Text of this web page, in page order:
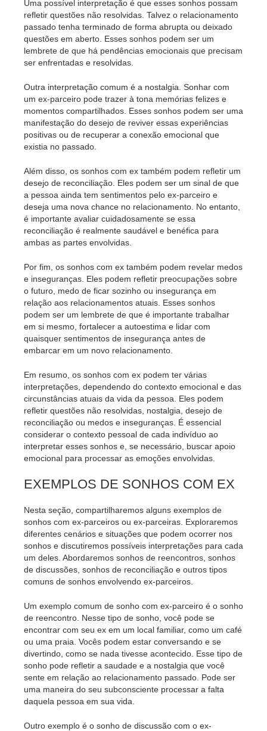
Uma possível interpretação é que esses sonhos possam
refletir questões não resolvidas. Talvez o relacionamento
passado tenha terminado de forma abrupta ou deixado
questões em aberto. Esses sonhos podem ser um
lembrete de que há pendências emocionais que precisam
ser enfrentadas e resolvidas.
Outra interpretação comum é a nostalgia. Sonhar com
um ex-parceiro pode trazer à tona memórias felizes e
momentos compartilhados. Esses sonhos podem ser uma
manifestação do desejo de reviver essas experiências
positivas ou de recuperar a conexão emocional que
existia no passado.
Além disso, os sonhos com ex também podem refletir um
desejo de reconciliação. Eles podem ser um sinal de que
a pessoa ainda tem sentimentos pelo ex-parceiro e
deseja uma nova chance no relacionamento. No entanto,
é importante avaliar cuidadosamente se essa
reconciliação é realmente saudável e benéfica para
ambas as partes envolvidas.
Por fim, os sonhos com ex também podem revelar medos
e inseguranças. Eles podem refletir preocupações sobre
o futuro, medo de ficar sozinho ou insegurança em
relação aos relacionamentos atuais. Esses sonhos
podem ser um lembrete de que é importante trabalhar
em si mesmo, fortalecer a autoestima e lidar com
quaisquer sentimentos de insegurança antes de
embarcar em um novo relacionamento.
Em resumo, os sonhos com ex podem ter várias
interpretações, dependendo do contexto emocional e das
circunstâncias atuais da vida da pessoa. Eles podem
refletir questões não resolvidas, nostalgia, desejo de
reconciliação ou medos e inseguranças. É essencial
considerar o contexto pessoal de cada indivíduo ao
interpretar esses sonhos e, se necessário, buscar apoio
emocional para processar as emoções envolvidas.
EXEMPLOS DE SONHOS COM EX
Nesta seção, compartilharemos alguns exemplos de
sonhos com ex-parceiros ou ex-parceiras. Exploraremos
diferentes cenários e situações que podem ocorrer nos
sonhos e discutiremos possíveis interpretações para cada
um deles. Abordaremos sonhos de reencontros, sonhos
de discussões, sonhos de reconciliação e outros tipos
comuns de sonhos envolvendo ex-parceiros.
Um exemplo comum de sonho com ex-parceiro é o sonho
de reencontro. Nesse tipo de sonho, você pode se
encontrar com seu ex em um local familiar, como um café
ou uma praia. Vocês podem estar conversando e se
divertindo, como se nada tivesse acontecido. Esse tipo de
sonho pode refletir a saudade e a nostalgia que você
sente em relação ao relacionamento passado. Pode ser
uma maneira do seu subconsciente processar a falta
daquela pessoa em sua vida.
Outro exemplo é o sonho de discussão com o ex-